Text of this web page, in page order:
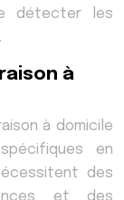
détecter les
à
à domicile
en
des